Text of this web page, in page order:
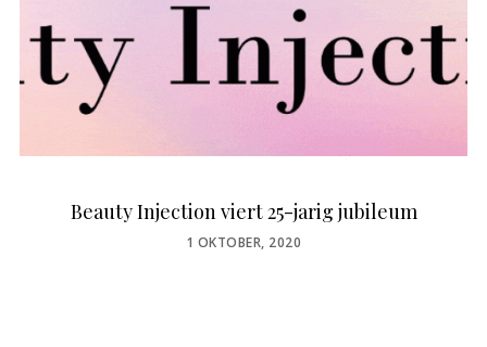
Beauty Injection viert 25-jarig jubileum
POSTED
1 OKTOBER, 2020